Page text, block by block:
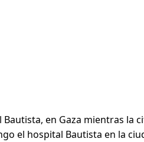
en Gaza mientras la
el hospital Bautista en la